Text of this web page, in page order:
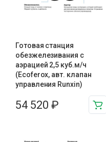
Готовая станция
обезжелезивания c
аэрацией 2,5 куб.м/ч
(Ecoferox, авт. клапан
управления Runxin)
54 520 ₽